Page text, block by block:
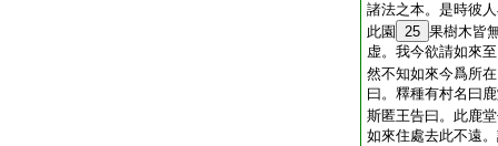
諸法之本。是時彼
此園
25 果樹木皆
虚。我今欲請如來
然不知如來今爲所
曰。釋種有村名曰
斯匿王告曰。此鹿
如來住處去此不遠